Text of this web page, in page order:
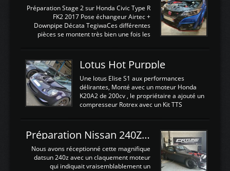
La sortie 0-5V de l'afr sera connectée sur
l'entrée AN Volt 8 et GndAN pour
Analogique, et Volt car l'information est une
tension (Pas une résistance variable d'un
est temps de brancher le ...
Préparation Stage 2 sur Honda Civic Type R
FK2 2017 Pose échangeur Airtec +
Downpipe Décata TegiwaCes différentes
pièces se montent très bien une fois les
légere découpe du plastique inferieur,
negénant en rien la structure ou le
fonctionnement du fond plat. Une
reprogrammation Stage 2 est faite sur le
calculateur d'origine. Une alternative
économique au passage sur Hondata
d'origine 310cv et 400Nn , Une fois
reprogrammé et les ...
Lotus Hot Purpple
Une lotus Elise S1 aux performances
délirantes, Monté avec un moteur Honda
K20A2 de 200cv , le propriétaire a ajouté un
compresseur Rotrex avec un Kit TTS
d'augmenter la puissance de son moteur:
un watercooler a été ajouté. 300Cv sans
échangeurLa lotus équipée d'un Hondata
Kpro et d'une large bande pour le réglage
Avantages et inconvénients d'un
Préparation Nissan 240Z SR20DET
Nous avons réceptionné cette magnifique
datsun 240z avec un claquement moteur
qui indiquait vraisemblablement un